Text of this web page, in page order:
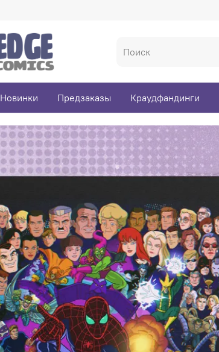
Новинки Предзаказы Краудфандинги